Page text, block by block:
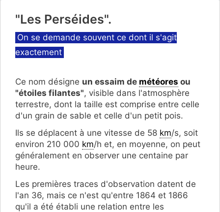
"Les Perséides".
Catégories
On se demande souvent ce dont il s'agit
exactement
Ce nom désigne un essaim de météores ou
"étoiles filantes", visible dans l'atmosphère
terrestre, dont la taille est comprise entre celle
d'un grain de sable et celle d'un petit pois.
Ils se déplacent à une vitesse de 58 km/s, soit
environ 210 000 km/h et, en moyenne, on peut
généralement en observer une centaine par
heure.
Les premières traces d'observation datent de
l'an 36, mais ce n'est qu'entre 1864 et 1866
qu'il a été établi une relation entre les